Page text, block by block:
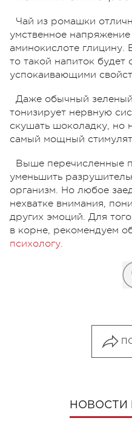
Чай из ромашки
умственное
аминокислоте глицину.
то такой напиток будет
успокаивающими
Даже обычный
тонизирует нервную
скушать шоколадку, но
самый мощный
Выше перечисленные
уменьшить
организм. Но любое
нехватке внимания,
других эмоций. Для
в корне, рекомендуем
психологу.
НОВОСТИ